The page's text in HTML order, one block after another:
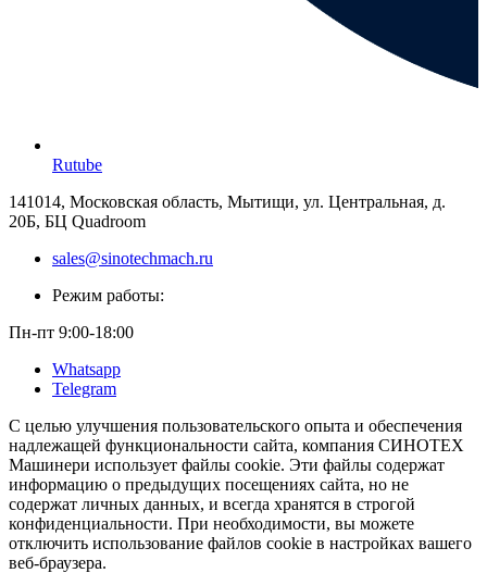
Rutube
141014, Московская область, Мытищи, ул. Центральная, д.
20Б, БЦ Quadroom
sales@sinotechmach.ru
Режим работы:
Пн-пт 9:00-18:00
Whatsapp
Telegram
С целью улучшения пользовательского опыта и обеспечения
надлежащей функциональности сайта, компания СИНОТЕХ
Машинери использует файлы cookie. Эти файлы содержат
информацию о предыдущих посещениях сайта, но не
содержат личных данных, и всегда хранятся в строгой
конфиденциальности. При необходимости, вы можете
отключить использование файлов cookie в настройках вашего
веб-браузера.